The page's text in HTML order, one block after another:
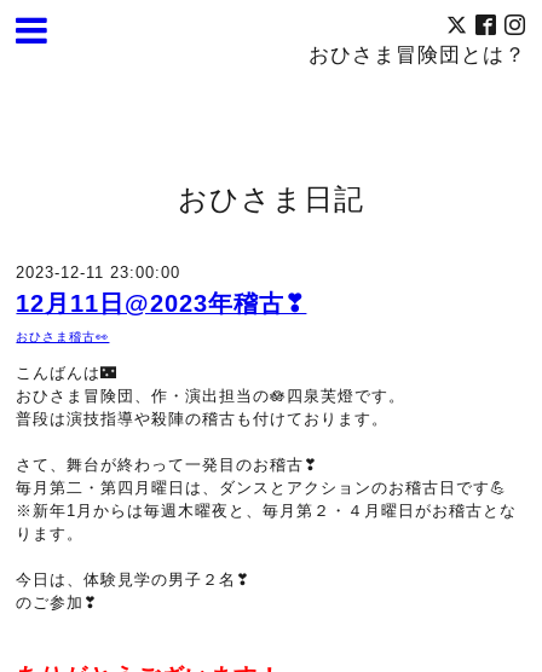
おひさま冒険団とは？
おひさま日記
2023-12-11 23:00:00
12月11日@2023年稽古❣
おひさま稽古👀
こんばんは🌃
おひさま冒険団、作・演出担当の🪷四泉芙燈です。
普段は演技指導や殺陣の稽古も付けております。
さて、舞台が終わって一発目のお稽古❣
毎月第二・第四月曜日は、ダンスとアクションのお稽古日です💪
※新年1月からは毎週木曜夜と、毎月第２・４月曜日がお稽古とな
ります。
今日は、体験見学の男子２名❣
のご参加❣